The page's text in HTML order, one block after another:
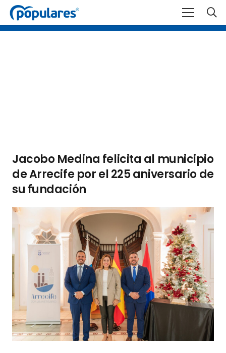
Jacobo Medina felicita al municipio
de Arrecife por el 225 aniversario de
su fundación